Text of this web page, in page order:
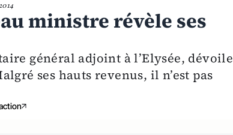
ministre révèle ses
général adjoint à l’Elysée, dévoile
ses hauts revenus, il n’est pas